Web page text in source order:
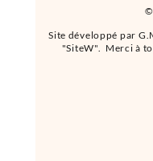
©
Site développé par
"SiteW". Merci à